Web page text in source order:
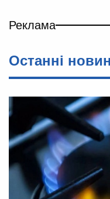
Реклама
Останні